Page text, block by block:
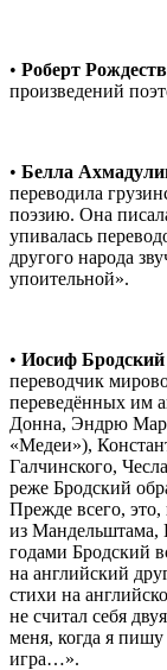
• Роберт
произведений
• Белла
переводила
поэзию. Она
упивалась
другого народа
упоительной».
• Иосиф Бродский
переводчик
переведённых им
Донна, Эндрю
«Медеи»),
Галчинского,
реже Бродский
Прежде всего,
из
годами Бродский
на английский
стихи на
не считал себя
меня, когда я
игра…».